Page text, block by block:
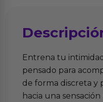
Entrena tu
pensado para
de forma discreta y
hacia una